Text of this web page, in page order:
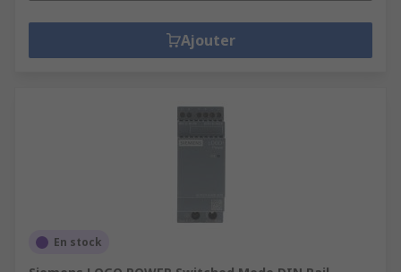
Ajouter
En stock